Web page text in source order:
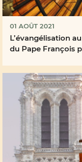
01 AOÛT 2021
L’évangélisation
du Pape François